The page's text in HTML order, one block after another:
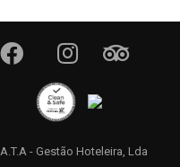
A.T.A - Gestão Hoteleira, Lda